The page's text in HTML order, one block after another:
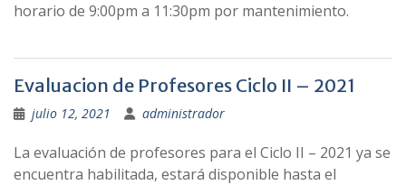
horario de 9:00pm a 11:30pm por mantenimiento.
Evaluacion de Profesores Ciclo II – 2021
julio 12, 2021 administrador
La evaluación de profesores para el Ciclo II – 2021 ya se
encuentra habilitada, estará disponible hasta el